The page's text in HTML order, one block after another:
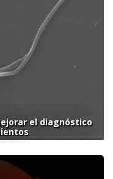
el diagnóstico